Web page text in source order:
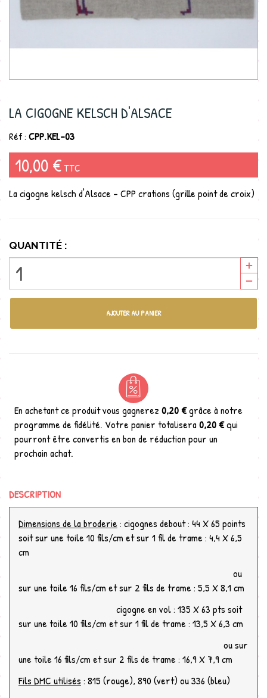
LA CIGOGNE KELSCH D'ALSACE
Réf : CPP.KEL-03
10,00 €TTC
La cigogne kelsch d'Alsace - CPP crations (grille point de croix)
QUANTITÉ :
AJOUTER AU PANIER
En achetant ce produit vous gagnerez 0,20 €grâce à notre
programme de fidélité. Votre panier totalisera 0,20 €qui
pourront être convertis en bon de réduction pour un
prochain achat.
DESCRIPTION
Dimensions de la broderie : cigognes debout : 44 X 65 points
soit sur une toile 10 fils/cm et sur 1 fil de trame : 4,4 X 6,5
cm
ou
sur une toile 16 fils/cm et sur 2 fils de trame : 5,5 X 8,1 cm
cigogne en vol : 135 X 63 pts soit
sur une toile 10 fils/cm et sur 1 fil de trame : 13,5 X 6,3 cm
ou sur
une toile 16 fils/cm et sur 2 fils de trame : 16,9 X 7,9 cm
Fils DMC utilisés : 815 (rouge), 890 (vert) ou 336 (bleu)